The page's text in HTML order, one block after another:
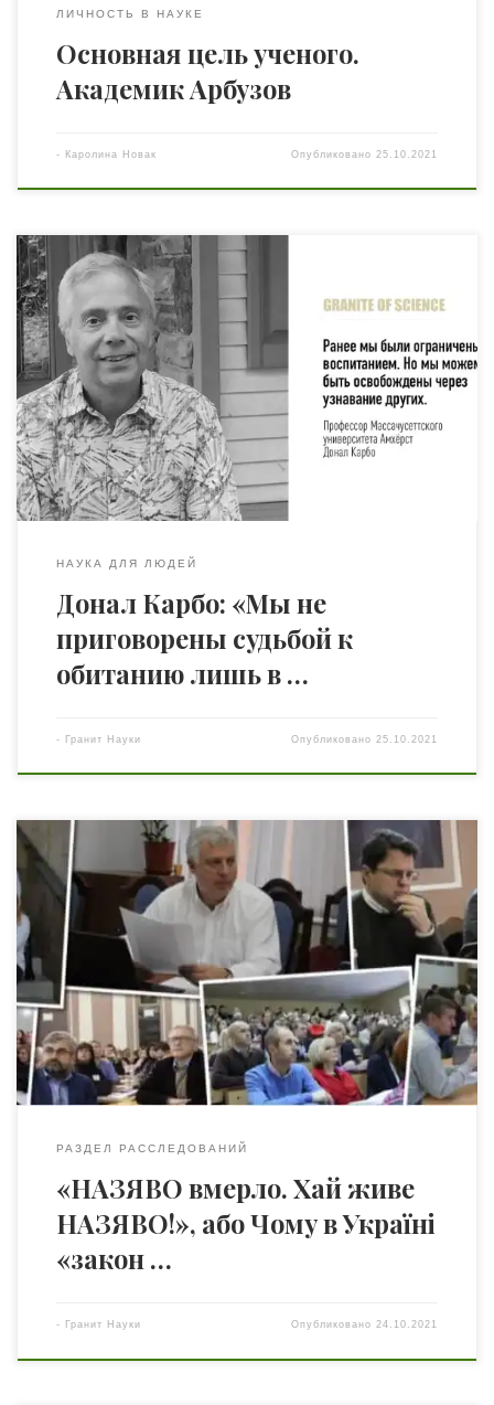
ЛИЧНОСТЬ В НАУКЕ
Основная цель ученого.
Академик Арбузов
- Каролина Новак Опубликовано 25.10.2021
Почетный профессор Массачусеттского университета
Амхёрст Донал Карбо (Carbaugh) посвятил свою жизнь
этнографии коммуникации, кодексам общения и
анализу культурного дискурса. Автор книг «Культурные
коммуникации в интеркультурный контакт»,
«Рассказать о культуре за 60 минут: американскому
вещанию недостаёт финской волны» и многих других, в
рамках подготовки к международной
междисциплинарной конференции «Менталитетная
составляющая человека» профессор Карбо дал […]
НАУКА ДЛЯ ЛЮДЕЙ
Донал Карбо: «Мы не
приговорены судьбой к
обитанию лишь в …
- Гранит Науки Опубликовано25.10.2021
13 жовтня 2021р. Верховний Суд Постановою іменем
України визнав протиправним і скасував рішення
Конкурсної комісії з відбору членів Національного
агентства із забезпечення якості вищої освіти (НАЗЯВО),
що оформлене протоколом від 05 грудня 2018 року №5
та визнав протиправним і скасував розпорядження
Кабінету Міністрів України від 27 грудня 2018 року
№1063-р «Про […]
РАЗДЕЛ РАССЛЕДОВАНИЙ
«НАЗЯВО вмерло. Хай живе
НАЗЯВО!», або Чому в Україні
«закон …
- Гранит Науки Опубликовано24.10.2021